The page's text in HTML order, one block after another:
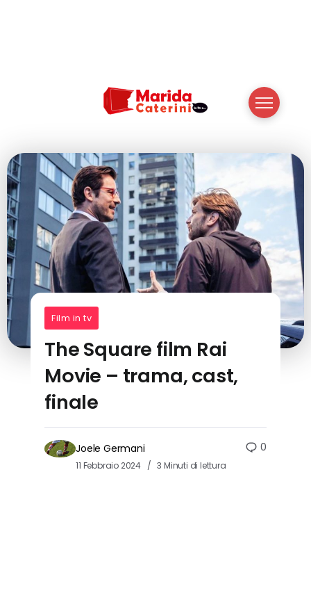
Film in tv
The Square film Rai
Movie – trama, cast,
finale
Joele Germani
11 Febbraio 2024 3 Minuti di lettura
0